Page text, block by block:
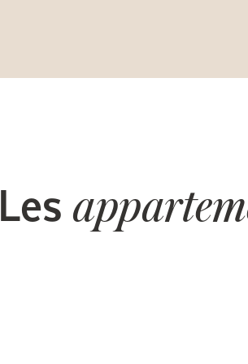
Les